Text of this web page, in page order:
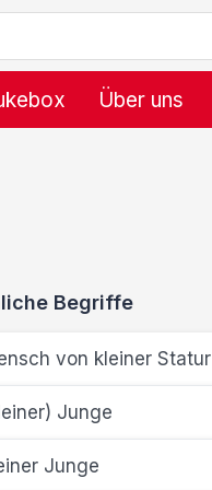
Über uns
Begriffe
von kleiner Statur
Junge
Junge